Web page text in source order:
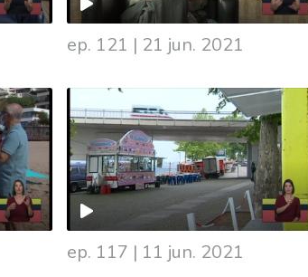
ep. 121 | 21 jun. 2021
ep. 117 | 11 jun. 2021